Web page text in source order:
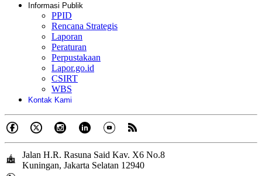
Informasi Publik
PPID
Rencana Strategis
Laporan
Peraturan
Perpustakaan
Lapor.go.id
CSIRT
WBS
Kontak Kami
Jalan H.R. Rasuna Said Kav. X6 No.8
Kuningan, Jakarta Selatan 12940